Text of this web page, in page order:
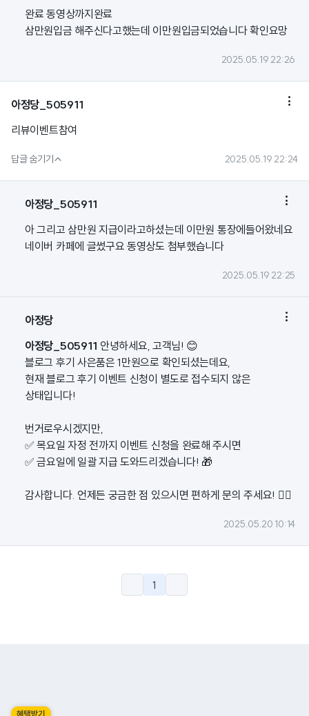
완료 동영상까지완료
삼만원입금 해주신다고했는데 이만원입금되었습니다 확인요망
2025.05.19 22:26
아정당_505911 
리뷰이벤트참여
답글 숨기기 2025.05.19 22:24
아정당_505911 
아 그리고 삼만원 지급이라고하셨는데 이만원 통장에들어왔네요
네이버 카페에 글썼구요 동영상도 첨부했습니다
2025.05.19 22:25
아정당 
아정당_505911 안녕하세요, 고객님! 😊
블로그 후기 사은품은 1만원으로 확인되셨는데요,
현재 블로그 후기 이벤트 신청이 별도로 접수되지 않은
상태입니다!
번거로우시겠지만,
✅ 목요일 자정 전까지 이벤트 신청을 완료해 주시면
✅ 금요일에 일괄 지급 도와드리겠습니다! 🎁
감사합니다. 언제든 궁금한 점 있으시면 편하게 문의 주세요! 🙇‍♀️
2025.05.20 10:14
1